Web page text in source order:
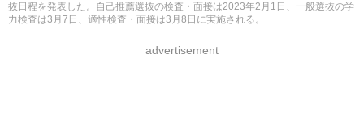
抜日程を発表した。自己推薦選抜の検査・面接は2023年2月1日、一般選抜の学
力検査は3月7日、適性検査・面接は3月8日に実施される。
advertisement